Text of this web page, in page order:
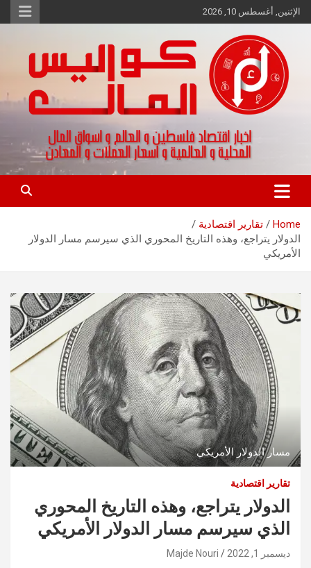
Skip
to
الإثنين, أغسطس 10, 2026
كواليس المال
اخبار اقتصاد فلسطين و العالم و تقارير اسواق المال و العملات
Home
تقارير اقتصادية
الدولار يتراجع، وهذه التاريخ المحوري الذي سيرسم مسار الدولار
الأمريكي
مسار الدولار الأمريكي
تقارير اقتصادية
الدولار يتراجع، وهذه التاريخ المحوري
الذي سيرسم مسار الدولار الأمريكي
ديسمبر 1, 2022 Majde Nouri